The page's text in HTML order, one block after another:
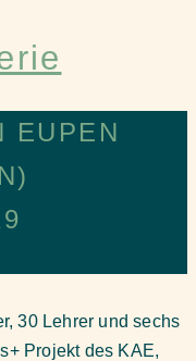
EUPEN
30 Lehrer und sechs
Projekt des KAE,